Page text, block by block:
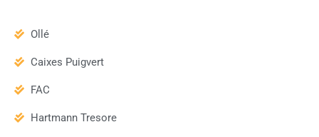
Ollé
Caixes Puigvert
FAC
Hartmann Tresore